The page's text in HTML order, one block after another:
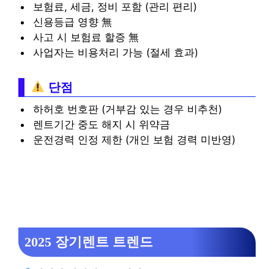
보험료, 세금, 정비 포함 (관리 편리)
신용등급 영향 無
사고 시 보험료 할증 無
사업자는 비용처리 가능 (절세 효과)
단점
하허호 번호판 (거부감 있는 경우 비추천)
렌트기간 중도 해지 시 위약금
운전경력 인정 제한 (개인 보험 경력 미반영)
2025 장기렌트 트렌드